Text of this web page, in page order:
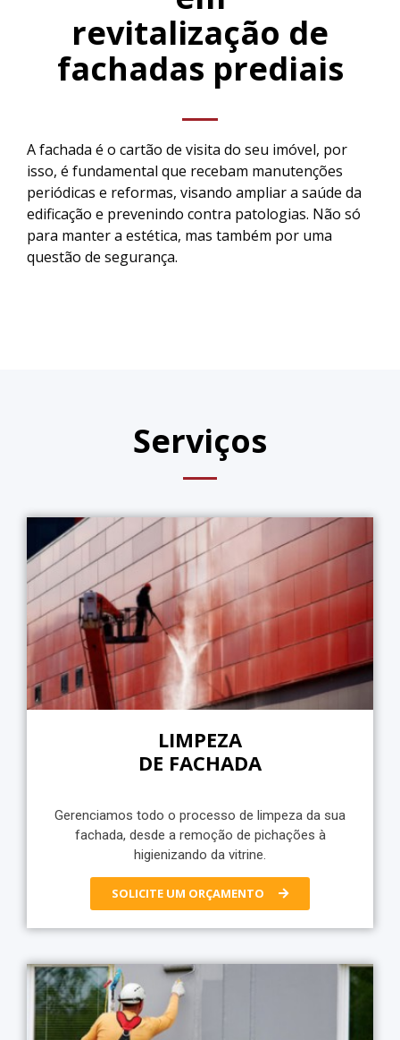
revitalização de
fachadas prediais
A fachada é o cartão de visita do seu imóvel, por
isso, é fundamental que recebam manutenções
periódicas e reformas, visando ampliar a saúde da
edificação e prevenindo contra patologias. Não só
para manter a estética, mas também por uma
questão de segurança.
Serviços
LIMPEZA
DE FACHADA
Gerenciamos todo o processo de limpeza da sua
fachada, desde a remoção de pichações à
higienizando da vitrine.
SOLICITE UM ORÇAMENTO